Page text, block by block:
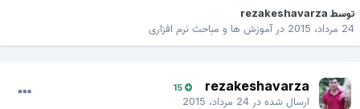
rezakeshavarza
2015
درآموزش ها و مباحث نرم افزاری
rezakeshavarza
15
ارسال شده در24 مرداد، 2015